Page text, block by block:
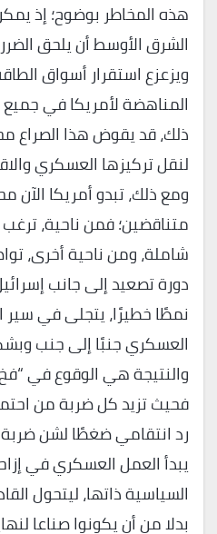
هذه المخاطر بوضوح؛ إذ
الشرق الأوسط أن يلحق الضرر
ويزعزع استقرار أسواق
المناهضة لأمريكا في
ذلك، قد يقوض هذا الصراع
لنقل تركيزها العسكري
ومع ذلك، تبدو أمريكا الآن
متناقضين؛ فمن ناحية،
شاملة، ومن ناحية أخرى،
دورة تصعيد إلى جانب
نمطًا خطيرًا، يتجلى في سير
العسكري جنبًا إلى جنب
والنتيجة هي الوقوع في
فحيث تزيد كل ضربة من
رد انتقامي ضغطًا لشن
يبدأ العمل العسكري في
السياسية ذاتها، ليتحول
بدلا من أن يكونوا صناعا